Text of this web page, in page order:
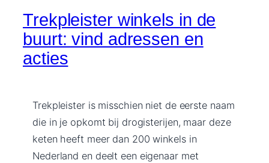
Trekpleister winkels in de
buurt: vind adressen en
acties
Trekpleister is misschien niet de eerste naam
die in je opkomt bij drogisterijen, maar deze
keten heeft meer dan 200 winkels in
Nederland en deelt een eigenaar met